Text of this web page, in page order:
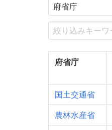
府省庁
国土交通省
農林水産省